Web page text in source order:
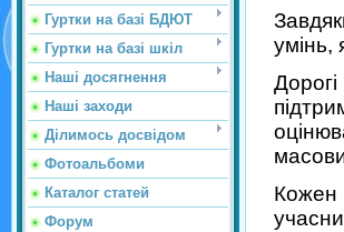
Гуртки на базі БДЮТ
Гуртки на базі шкіл
Наші досягнення
Наші заходи
Ділимось досвідом
Фотоальбоми
Каталог статей
Форум
умінь,